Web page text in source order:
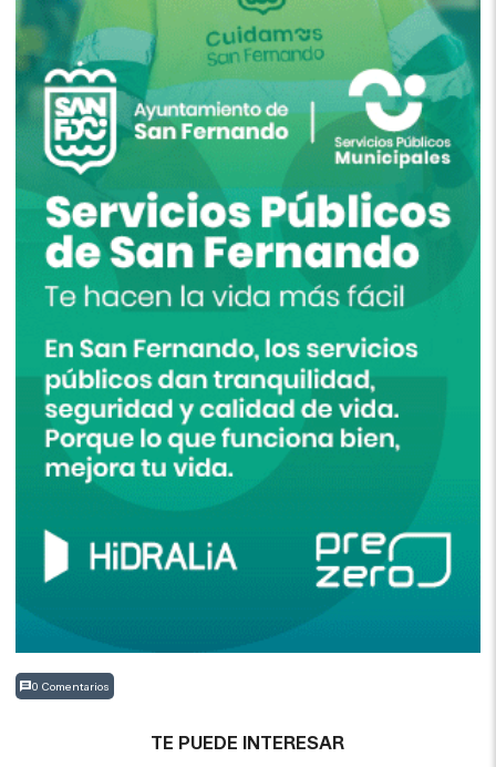
0 Comentarios
TE PUEDE INTERESAR